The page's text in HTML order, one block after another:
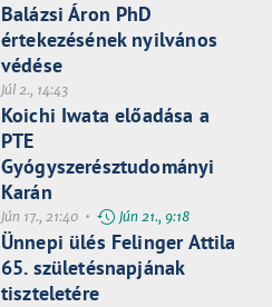
Balázsi Áron PhD
értekezésének nyilvános
védése
Júl 2., 14:43
Koichi Iwata előadása a
PTE
Gyógyszerésztudományi
Karán
Jún 17., 21:40 • Jún 21., 9:18
Ünnepi ülés Felinger Attila
65. születésnapjának
tiszteletére